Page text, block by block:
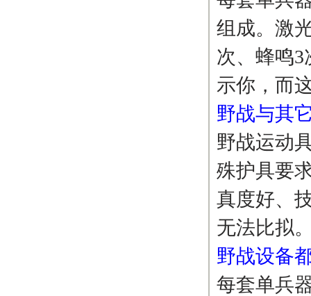
组成。激
次、蜂鸣
示你，而
野战与其
野战运动
殊护具要
真度好、
无法比拟
野战设备
每套单兵